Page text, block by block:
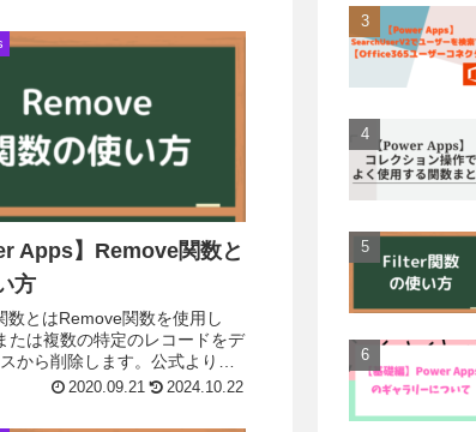
Apps】Remove関数と
方
数とはRemove関数を使用し
たは複数の特定のレコードをデ
から削除します。公式より引
ードを指定する場合Remove(
2020.09.21 2024.10.22